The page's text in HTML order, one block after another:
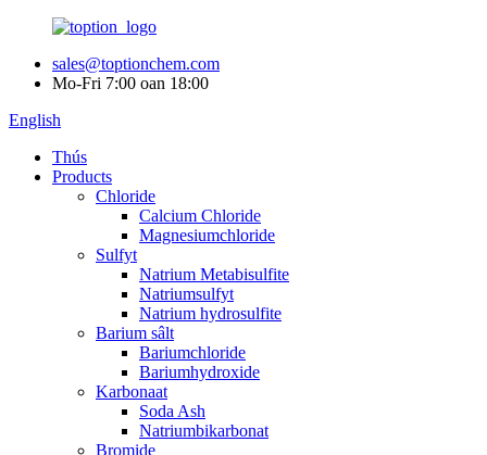
sales@toptionchem.com
Mo-Fri 7:00 oan 18:00
English
Thús
Products
Chloride
Calcium Chloride
Magnesiumchloride
Sulfyt
Natrium Metabisulfite
Natriumsulfyt
Natrium hydrosulfite
Barium sâlt
Bariumchloride
Bariumhydroxide
Karbonaat
Soda Ash
Natriumbikarbonat
Bromide